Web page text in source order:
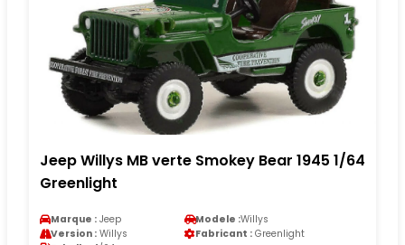
Jeep Willys MB verte Smokey Bear 1945 1/64
Greenlight
Marque : Jeep Modele :Willys
Version : Willys Fabricant : Greenlight